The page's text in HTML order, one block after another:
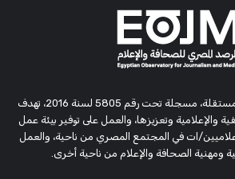
مؤسسة بحثية وحقوقية مستقلة، مسجلة تحت رقم 5805 لسنة 2016، تهدف
والإعلامية وتعزيزها، والعمل على توفير بيئة عمل
ات في المجتمع المصري من ناحية، والعمل
ومهنية الصحافة والإعلام من ناحية أخرى.